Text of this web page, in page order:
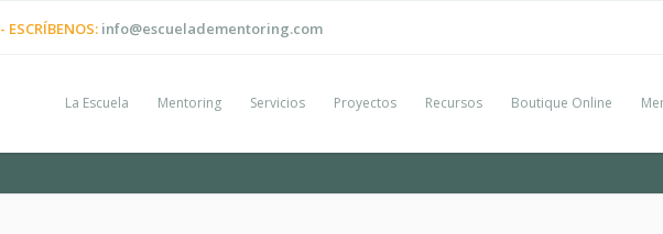
- ESCRÍBENOS: info@escueladementoring.com
La Escuela Mentoring Servicios Proyectos Recursos Boutique Online